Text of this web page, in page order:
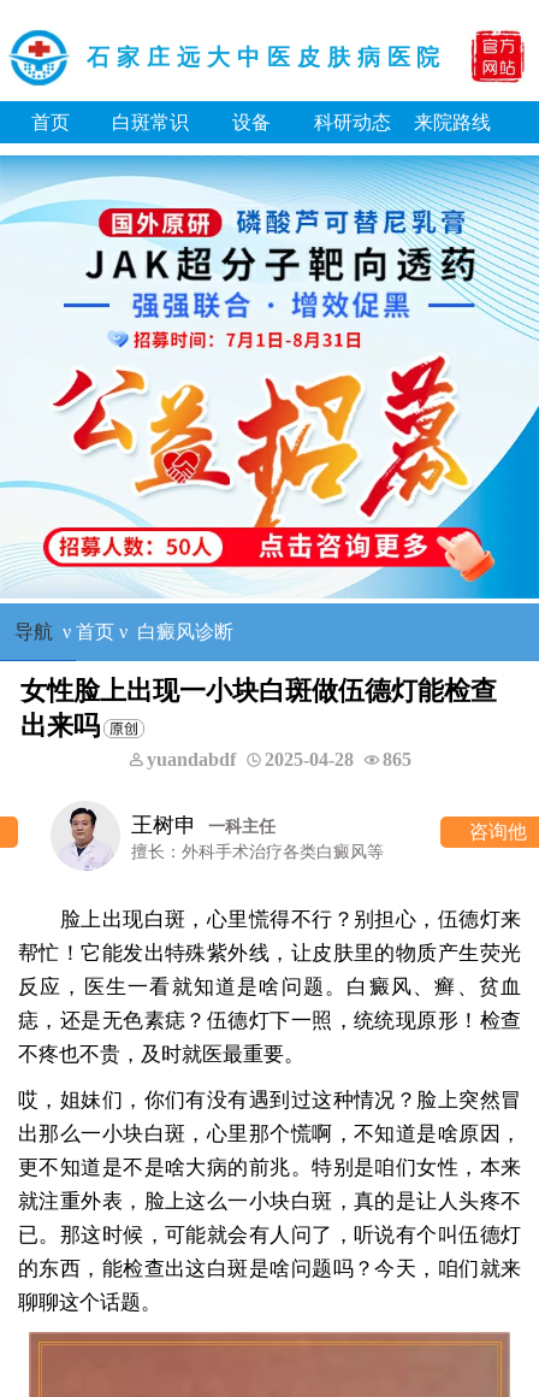
石家庄远大中医皮肤病医院
首页 白斑常识 设备 科研动态 来院路线
导航 ν 首页ν 白癜风诊断
女性脸上出现一小块白斑做伍德灯能检查
出来吗
yuandabdf 2025-04-28 865
王树申
一科主任
擅长：外科手术治疗各类白癜风等
咨询他
脸上出现白斑，心里慌得不行？别担心，伍德灯来
帮忙！它能发出特殊紫外线，让皮肤里的物质产生荧光
反应，医生一看就知道是啥问题。白癜风、癣、贫血
痣，还是无色素痣？伍德灯下一照，统统现原形！检查
不疼也不贵，及时就医最重要。
哎，姐妹们，你们有没有遇到过这种情况？脸上突然冒
出那么一小块白斑，心里那个慌啊，不知道是啥原因，
更不知道是不是啥大病的前兆。特别是咱们女性，本来
就注重外表，脸上这么一小块白斑，真的是让人头疼不
已。那这时候，可能就会有人问了，听说有个叫伍德灯
的东西，能检查出这白斑是啥问题吗？今天，咱们就来
聊聊这个话题。